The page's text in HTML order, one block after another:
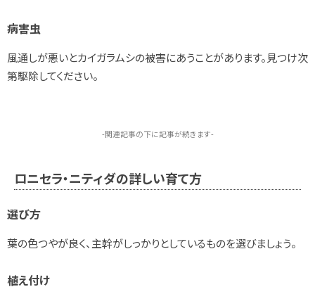
病害虫
風通しが悪いとカイガラムシの被害にあうことがあります。見つけ次
第駆除してください。
-関連記事の下に記事が続きます-
ロニセラ・ニティダの詳しい育て方
選び方
葉の色つやが良く、主幹がしっかりとしているものを選びましょう。
植え付け